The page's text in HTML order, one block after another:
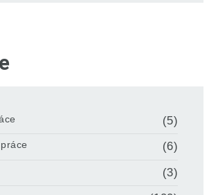
(5)
(6)
(3)